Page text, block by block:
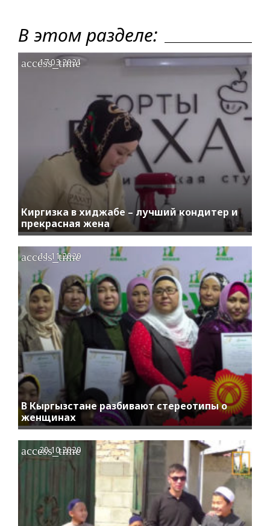
В этом разделе:
Киргизка в хиджабе – лучший кондитер и
прекрасная жена
access_time
17.03.2021
В Кыргызстане разбивают стереотипы о
женщинах
access_time
11.11.2020
access_time
20.10.2020